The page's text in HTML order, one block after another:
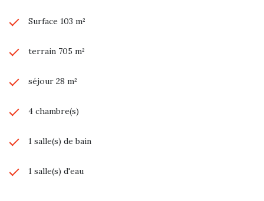
Surface 103 m²
terrain 705 m²
séjour 28 m²
4 chambre(s)
1 salle(s) de bain
1 salle(s) d'eau